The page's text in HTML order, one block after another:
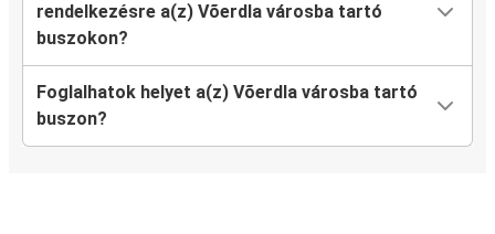
rendelkezésre a(z) Võerdla városba tartó
buszokon?
Foglalhatok helyet a(z) Võerdla városba tartó
buszon?